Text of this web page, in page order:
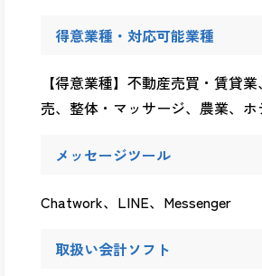
得意業種・対応可能業種
【得意業種】不動産売買・賃貸
売、整体・マッサージ、農業、
メッセージツール
Chatwork、LINE、Messenger
取扱い会計ソフト